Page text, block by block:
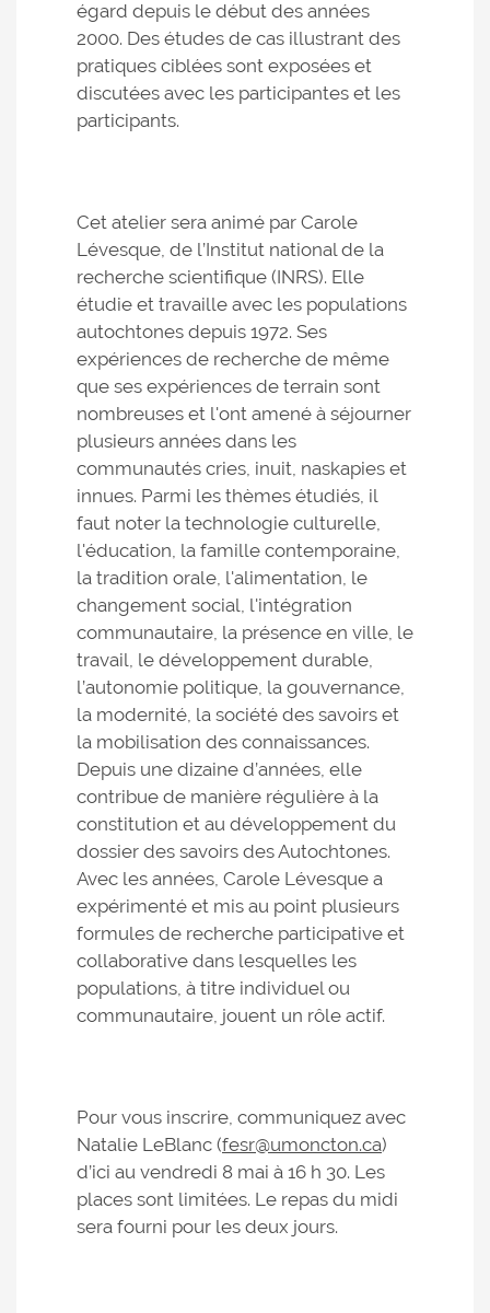
égard depuis le début des années
2000. Des études de cas illustrant des
pratiques ciblées sont exposées et
discutées avec les participantes et les
participants.
Cet atelier sera animé par Carole
Lévesque, de l’Institut national de la
recherche scientifique (INRS). Elle
étudie et travaille avec les populations
autochtones depuis 1972. Ses
expériences de recherche de même
que ses expériences de terrain sont
nombreuses et l'ont amené à séjourner
plusieurs années dans les
communautés cries, inuit, naskapies et
innues. Parmi les thèmes étudiés, il
faut noter la technologie culturelle,
l'éducation, la famille contemporaine,
la tradition orale, l'alimentation, le
changement social, l'intégration
communautaire, la présence en ville, le
travail, le développement durable,
l’autonomie politique, la gouvernance,
la modernité, la société des savoirs et
la mobilisation des connaissances.
Depuis une dizaine d’années, elle
contribue de manière régulière à la
constitution et au développement du
dossier des savoirs des Autochtones.
Avec les années, Carole Lévesque a
expérimenté et mis au point plusieurs
formules de recherche participative et
collaborative dans lesquelles les
populations, à titre individuel ou
communautaire, jouent un rôle actif.
Pour vous inscrire, communiquez avec
Natalie LeBlanc (fesr@umoncton.ca)
d’ici au vendredi 8 mai à 16 h 30. Les
places sont limitées. Le repas du midi
sera fourni pour les deux jours.